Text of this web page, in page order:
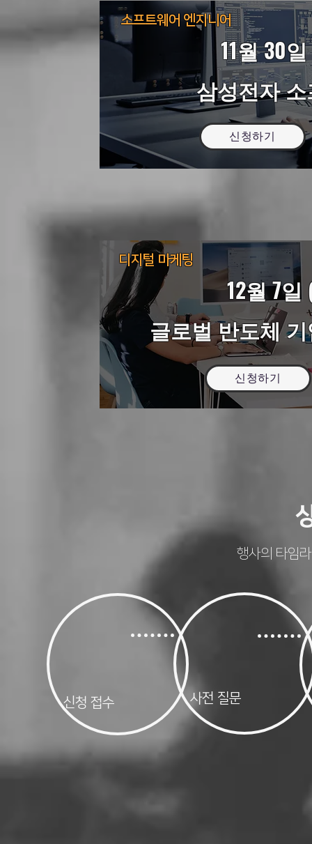
11월 30
삼성전자
신청하기
소프트웨어 엔지니어
12월 7일
글로벌 반도체
디지털 마케팅
신청하기
행사의 타임
​신청 접수 사전 질문